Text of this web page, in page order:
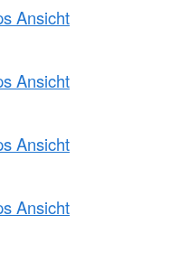
Ansicht
Ansicht
Ansicht
Ansicht